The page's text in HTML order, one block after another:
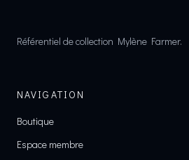
Référentiel de collection Mylène Farmer.
NAVIGATION
Boutique
Espace membre